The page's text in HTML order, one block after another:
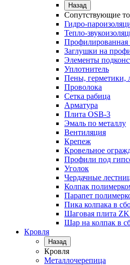
Назад
Сопутствующие
Гидро-
Тепло-
Профилированная
Заглушки на
Элементы
Уплотнитель
Пены, герметики,
Проволока
Сетка рабица
Арматура
Плита OSB-3
Эмаль по металлу
Вентиляция
Крепеж
Кровельное
Профили под
Уголок
Чердачные
Колпак
Парапет
Пика колпака в
Шаговая плита
Шар на колпак в
Кровля
Назад
Кровля
Металлочерепица